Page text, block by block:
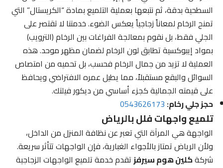
السطحية بدقة، ثم نتبعها بعملية التلميع بمادة “الكريستال” التي
تمنح الرخام لمعاناً زجاجياً يعكس الضوء. خدمتنا لا تقتصر على
الجلي فقط، بل نقوم بمعالجة الفراغات بين الرخام (الترويب)
بمواد إيبوكسية تطابق لون الرخام لضمان مظهر موحد. هذه
العملية لا تزيد من جمال الرخام فحسب، بل تحميه من امتصاص
السوائل والبقع مستقبلاً، مما يطيل عمره الافتراضي ويحافظ
على قيمته الجمالية كجزء أساسي من ديكور فيلتك.
حجز جلي رخام: 0543626173
تلميع واجهات فلل بالرياض
الواجهة هي المرآة التي تعبر عن نظافة المنزل من الداخل،
ولأن الرياض تمتاز بالأجواء الغبارية، فإن الواجهات تتأثر سريعة.
شركةكلين هوم سيرفزتقدم خدمة تلميع الواجهات الزجاجية